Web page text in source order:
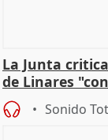
La Junta
de Linares
Sonido